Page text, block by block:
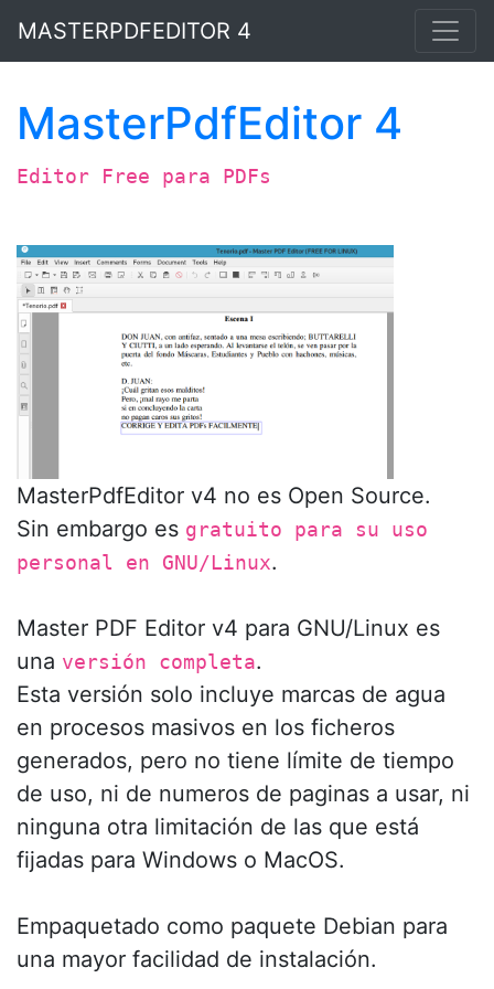
MASTERPDFEDITOR 4
MasterPdfEditor 4
Editor Free para PDFs
MasterPdfEditor v4 no es Open Source.
Sin embargo es gratuito para su uso
personal en GNU/Linux.
Master PDF Editor v4 para GNU/Linux es
una versión completa.
Esta versión solo incluye marcas de agua
en procesos masivos en los ficheros
generados, pero no tiene límite de tiempo
de uso, ni de numeros de paginas a usar, ni
ninguna otra limitación de las que está
fijadas para Windows o MacOS.
Empaquetado como paquete Debian para
una mayor facilidad de instalación.